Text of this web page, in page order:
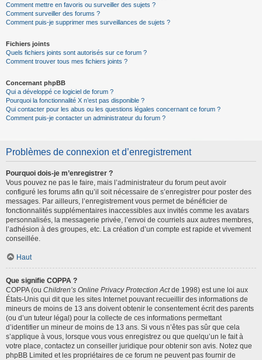
Comment mettre en favoris ou surveiller des sujets ?
Comment surveiller des forums ?
Comment puis-je supprimer mes surveillances de sujets ?
Fichiers joints
Quels fichiers joints sont autorisés sur ce forum ?
Comment trouver tous mes fichiers joints ?
Concernant phpBB
Qui a développé ce logiciel de forum ?
Pourquoi la fonctionnalité X n’est pas disponible ?
Qui contacter pour les abus ou les questions légales concernant ce forum ?
Comment puis-je contacter un administrateur du forum ?
Problèmes de connexion et d’enregistrement
Pourquoi dois-je m’enregistrer ?
Vous pouvez ne pas le faire, mais l’administrateur du forum peut avoir
configuré les forums afin qu’il soit nécessaire de s’enregistrer pour poster des
messages. Par ailleurs, l’enregistrement vous permet de bénéficier de
fonctionnalités supplémentaires inaccessibles aux invités comme les avatars
personnalisés, la messagerie privée, l’envoi de courriels aux autres membres,
l’adhésion à des groupes, etc. La création d’un compte est rapide et vivement
conseillée.
Haut
Que signifie COPPA ?
COPPA (ou Children’s Online Privacy Protection Actde 1998) est une loi aux
États-Unis qui dit que les sites Internet pouvant recueillir des informations de
mineurs de moins de 13 ans doivent obtenir le consentement écrit des parents
(ou d’un tuteur légal) pour la collecte de ces informations permettant
d’identifier un mineur de moins de 13 ans. Si vous n’êtes pas sûr que cela
s’applique à vous, lorsque vous vous enregistrez ou que quelqu’un le fait à
votre place, contactez un conseiller juridique pour obtenir son avis. Notez que
phpBB Limited et les propriétaires de ce forum ne peuvent pas fournir de